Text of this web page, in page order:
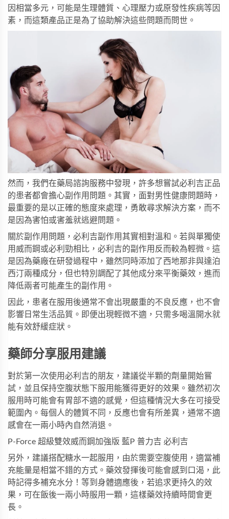
因相當多元，可能是生理體質、心理壓力或原發性疾病等因
素，而這類產品正是為了協助解決這些問題而問世。
然而，我們在藥局諮詢服務中發現，許多想嘗試必利吉正品
的患者都會擔心副作用問題。其實，面對男性健康問題時，
最重要的是以正確的態度來處理，勇敢尋求解決方案，而不
是因為害怕或害羞就逃避問題。
關於副作用問題， 必利吉副作用其實相對溫和。若與單獨使
用威而鋼或必利勁相比，必利吉的副作用反而較為輕微。這
是因為藥廠在研發過程中，雖然同時添加了西地那非與達泊
西汀兩種成分，但也特別調配了其他成分來平衡藥效，進而
降低兩者可能產生的副作用。
因此，患者在服用後通常不會出現嚴重的不良反應，也不會
影響日常生活品質。即便出現輕微不適，只需多喝溫開水就
能有效舒緩症狀。
藥師分享服用建議
對於第一次使用必利吉的朋友，建議從半顆的劑量開始嘗
試，並且保持空腹狀態下服用能獲得更好的效果。雖然初次
服用時可能會有胃部不適的感覺，但這種情況大多在可接受
範圍內。每個人的體質不同，反應也會有所差異，通常不適
感會在一兩小時內自然消退。
P-Force 超級雙效威而鋼加強版 藍P 普力吉 必利吉
另外，建議搭配糖水一起服用，由於需要空腹使用，適當補
充能量是相當不錯的方式。藥效發揮後可能會感到口渴，此
時記得多補充水分！等到身體適應後，若追求更持久的效
果，可在飯後一兩小時服用一顆，這樣藥效持續時間會更
長。